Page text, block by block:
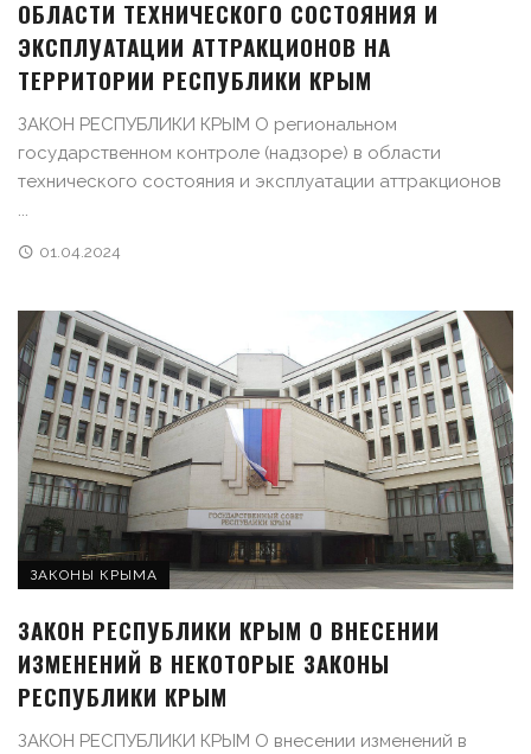
ОБЛАСТИ ТЕХНИЧЕСКОГО СОСТОЯНИЯ И
ЭКСПЛУАТАЦИИ АТТРАКЦИОНОВ НА
ТЕРРИТОРИИ РЕСПУБЛИКИ КРЫМ
ЗАКОН РЕСПУБЛИКИ КРЫМ О региональном
государственном контроле (надзоре) в области
технического состояния и эксплуатации аттракционов
...
01.04.2024
ЗАКОНЫ КРЫМА
ЗАКОН РЕСПУБЛИКИ КРЫМ О ВНЕСЕНИИ
ИЗМЕНЕНИЙ В НЕКОТОРЫЕ ЗАКОНЫ
РЕСПУБЛИКИ КРЫМ
ЗАКОН РЕСПУБЛИКИ КРЫМ О внесении изменений в